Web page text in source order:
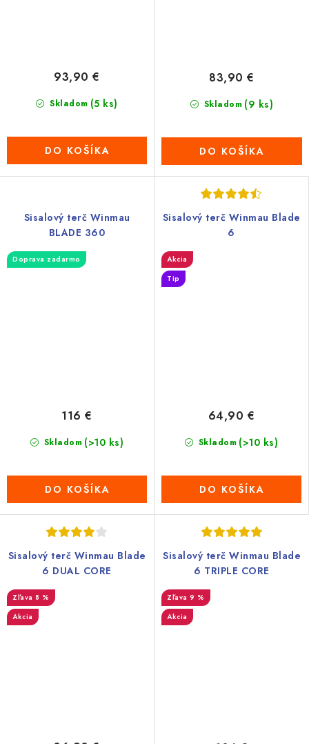
Skladom (5 ks)
93,90 €
DO KOŠÍKA
Skladom (9 ks)
83,90 €
DO KOŠÍKA
Sisalový terč Winmau
BLADE 360
Doprava zadarmo
Skladom (>10 ks)
116 €
DO KOŠÍKA
Sisalový terč Winmau Blade
6
Akcia
Tip
Skladom (>10 ks)
64,90 €
DO KOŠÍKA
Sisalový terč Winmau Blade
6 DUAL CORE
8 %
Akcia
Sisalový terč Winmau Blade
6 TRIPLE CORE
9 %
Akcia